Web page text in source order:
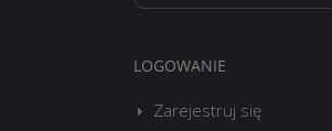
LOGOWANIE
Zarejestruj się